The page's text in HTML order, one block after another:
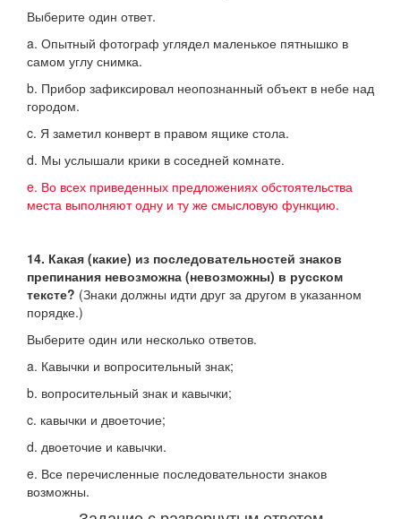
Выберите один ответ.
a. Опытный фотограф углядел маленькое пятнышко в
самом углу снимка.
b. Прибор зафиксировал неопознанный объект в небе над
городом.
c. Я заметил конверт в правом ящике стола.
d. Мы услышали крики в соседней комнате.
e. Во всех приведенных предложениях обстоятельства
места выполняют одну и ту же смысловую функцию.
14. Какая (какие) из последовательностей знаков
препинания невозможна (невозможны) в русском
тексте? (Знаки должны идти друг за другом в указанном
порядке.)
Выберите один или несколько ответов.
a. Кавычки и вопросительный знак;
b. вопросительный знак и кавычки;
c. кавычки и двоеточие;
d. двоеточие и кавычки.
e. Все перечисленные последовательности знаков
возможны.